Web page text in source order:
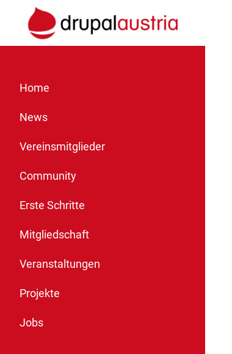
Home
News
Vereinsmitglieder
Community
Erste Schritte
Mitgliedschaft
Veranstaltungen
Projekte
Jobs